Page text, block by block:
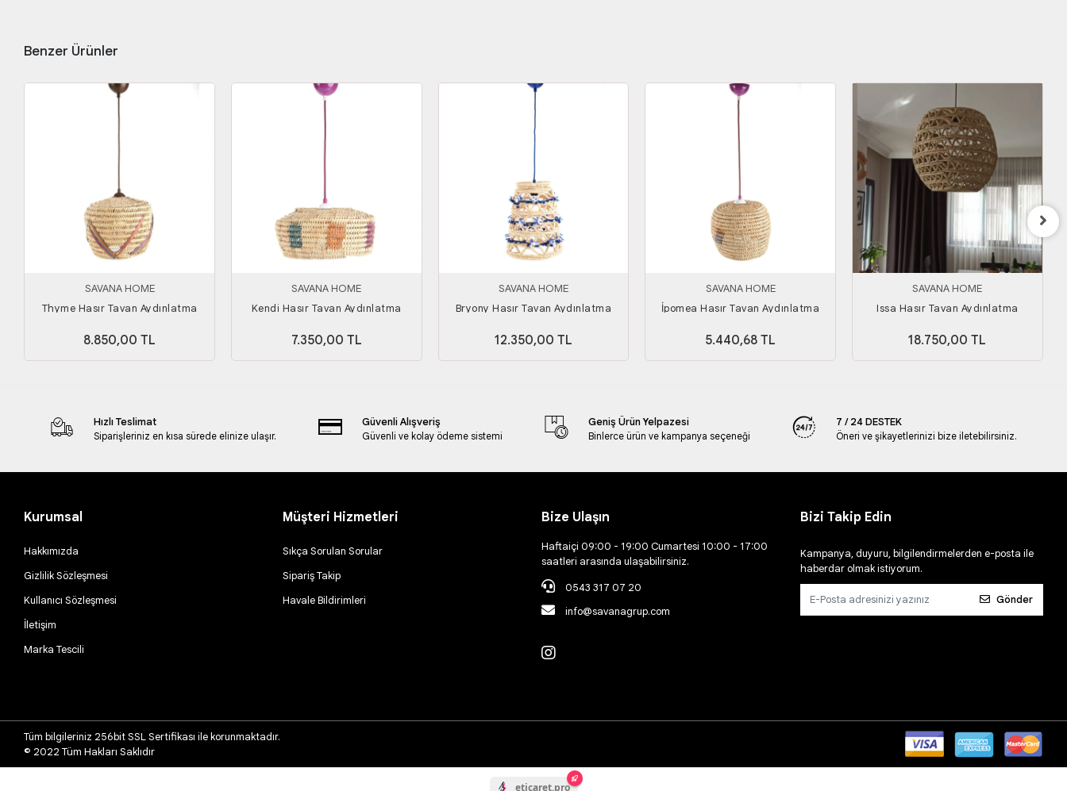
Benzer Ürünler
SAVANA HOME
Thyme Hasır Tavan Aydınlatma
8.850,00 TL
SAVANA HOME
Kendi Hasır Tavan Aydınlatma
7.350,00 TL
SAVANA HOME
Bryony Hasır Tavan Aydınlatma
12.350,00 TL
SAVANA HOME
İpomea Hasır Tavan Aydınlatma
5.440,68 TL
SAVANA HOME
Issa Hasır Tavan Aydınlatma
18.750,00 TL
Hızlı Teslimat
Siparişleriniz en kısa sürede elinize ulaşır.
Güvenli Alışveriş
Güvenli ve kolay ödeme sistemi
Geniş Ürün Yelpazesi
Binlerce ürün ve kampanya seçeneği
7 / 24 DESTEK
Öneri ve şikayetlerinizi bize iletebilirsiniz.
Kurumsal
Hakkımızda
Gizlilik Sözleşmesi
Kullanıcı Sözleşmesi
İletişim
Marka Tescili
Müşteri Hizmetleri
Sıkça Sorulan Sorular
Sipariş Takip
Havale Bildirimleri
Bize Ulaşın
Haftaiçi 09:00 - 19:00 Cumartesi 10:00 - 17:00
saatleri arasında ulaşabilirsiniz.
0543 317 07 20
info@savanagrup.com
Bizi Takip Edin
Kampanya, duyuru, bilgilendirmelerden e-posta ile
haberdar olmak istiyorum.
Gönder
Tüm bilgileriniz 256bit SSL Sertifikası ile korunmaktadır.
© 2022Tüm Hakları Saklıdır
eticaret.pro